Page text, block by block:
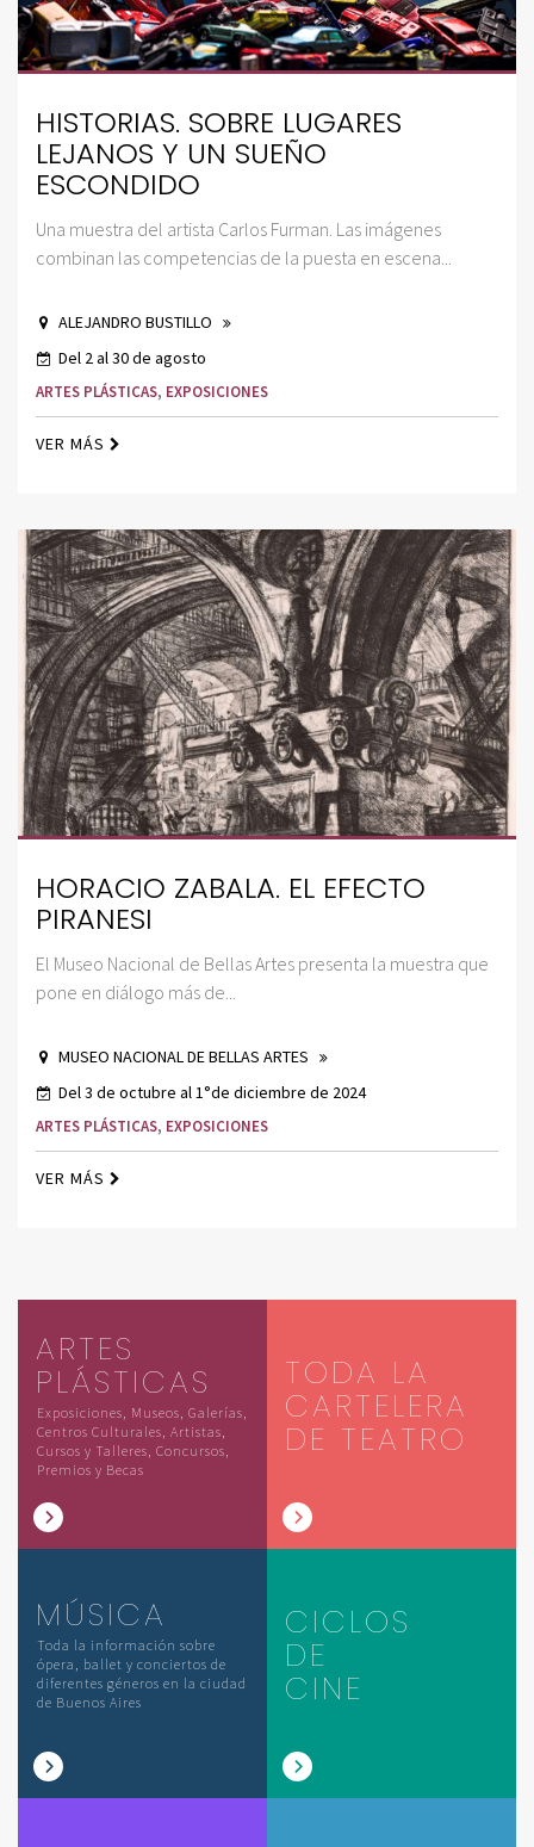
HISTORIAS. SOBRE LUGARES
LEJANOS Y UN SUEÑO
ESCONDIDO
Una muestra del artista Carlos Furman. Las imágenes
combinan las competencias de la puesta en escena...
ALEJANDRO BUSTILLO
Del 2 al 30 de agosto
ARTES PLÁSTICAS, EXPOSICIONES
VER MÁS
HORACIO ZABALA. EL EFECTO
PIRANESI
El Museo Nacional de Bellas Artes presenta la muestra que
pone en diálogo más de...
MUSEO NACIONAL DE BELLAS ARTES
Del 3 de octubre al 1°de diciembre de 2024
ARTES PLÁSTICAS, EXPOSICIONES
VER MÁS
ARTES
PLÁSTICAS
Exposiciones, Museos, Galerías,
Centros Culturales, Artistas,
Cursos y Talleres, Concursos,
Premios y Becas
TODA LA
CARTELERA
DE TEATRO
MÚSICA
Toda la información sobre
ópera, ballet y conciertos de
diferentes géneros en la ciudad
de Buenos Aires
CICLOS
DE
CINE